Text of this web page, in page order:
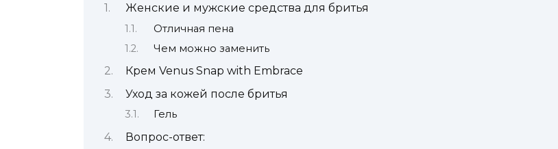
Женские и мужские средства для бритья
Отличная пена
Чем можно заменить
Крем Venus Snap with Embrace
Уход за кожей после бритья
Гель
Вопрос-ответ: